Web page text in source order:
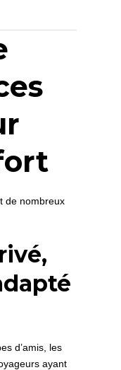
de nombreux
d’amis, les
ayant